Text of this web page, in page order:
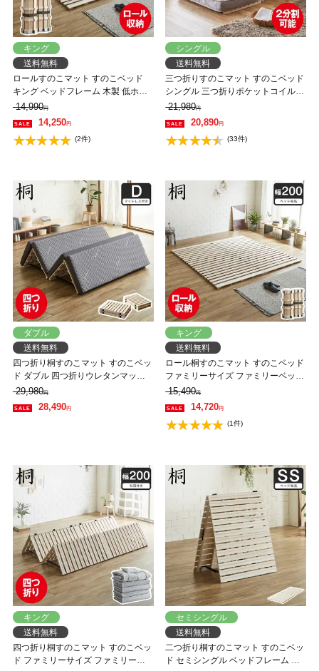
キング
送料無料
ロールすのこマット すのこベッド
キング ベッドフレーム 木製 低ホル
ムアルデヒド 軽量 軽い コンパクト
すのこマット 桐
14,990円
14,250円
(2件)
シングル
送料無料
三つ折りすのこマット すのこベッド
シングル 三つ折りポケットコイルマ
ットレス付き 木製 桐 二分割可能 完
成品 低ホルムアルデヒド 布団が干
せる
21,980円
20,890円
(33件)
ダブル
送料無料
四つ折り桐すのこマット すのこベッ
ド ダブル 四つ折りウレタンマット
レス付き 木製 低ホルムアルデヒド
軽量 軽い コンパクト すのこマット
桐
29,980円
28,490円
キング
送料無料
ロール桐すのこマット すのこベッド
ファミリーサイズ ファミリーベッド
幅200cm ベッドフレーム 木製 低ホ
ルムアルデヒド 軽い
15,490円
14,720円
(1件)
キング
送料無料
四つ折り桐すのこマット すのこベッ
ド ファミリーサイズ ファミリーベ
セミシングル
送料無料
二つ折り桐すのこマット すのこベッ
ド セミシングル ベッドフレーム 木